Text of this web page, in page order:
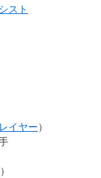
スト
イヤー）
）